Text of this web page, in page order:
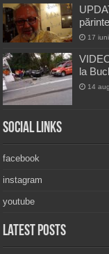
17
la
14
Social Links
facebook
instagram
youtube
Latest Posts